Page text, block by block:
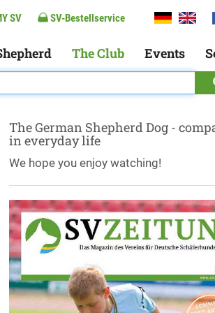
SV SV-Bestellservice
The Club Events
The German Shepherd Dog -
in everyday life
We hope you enjoy watching!